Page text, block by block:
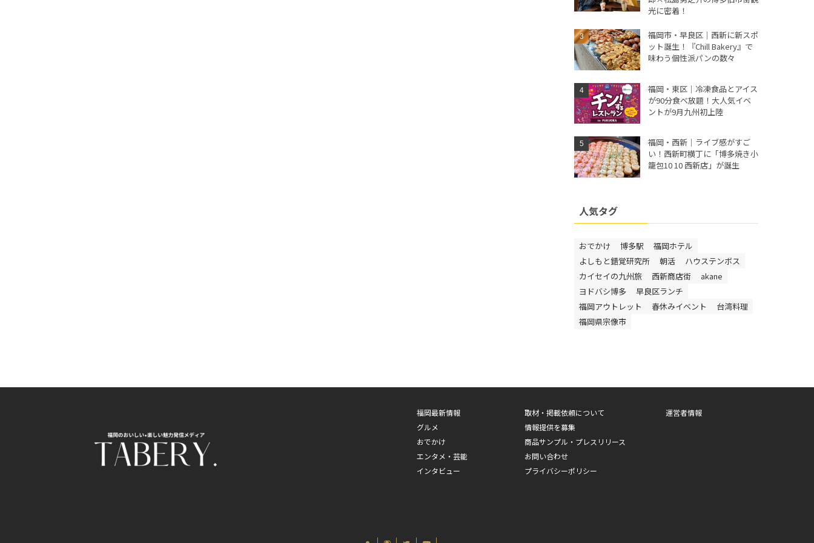
光に密着！
福岡市・早良区｜西新に新スポ
ット誕生！『Chill Bakery』で
味わう個性派パンの数々
福岡・東区｜冷凍食品とアイス
が90分食べ放題！大人気イベ
ントが9月九州初上陸
福岡・西新｜ライブ感がすご
い！西新町横丁に「博多焼き小
籠包10 10 西新店」が誕生
人気タグ
おでかけ 博多駅
福岡ホテル
よしもと錯覚研究所
朝活
ハウステンボス
カイセイの九州旅
西新商店街
akane
ヨドバシ博多
早良区ランチ
福岡アウトレット
春休みイベント
台湾料理
福岡県宗像市
福岡最新情報
グルメ
おでかけ
エンタメ・芸能
インタビュー
取材・掲載依頼について
情報提供を募集
商品サンプル・プレスリリース
お問い合わせ
プライバシーポリシー
運営者情報